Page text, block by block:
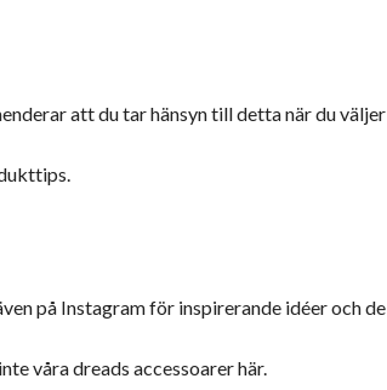
att du tar hänsyn till detta när du väljer
på Instagramför inspirerande idéer och de
våra dreads accessoarerhär.